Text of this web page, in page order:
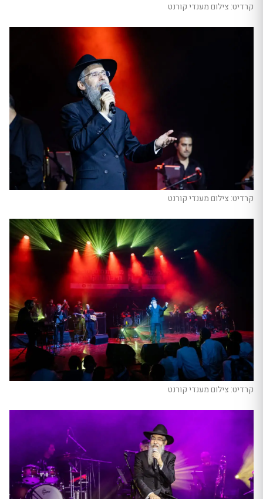
קרדיט: צילום מענדי קורנט
קרדיט: צילום מענדי קורנט
קרדיט: צילום מענדי קורנט